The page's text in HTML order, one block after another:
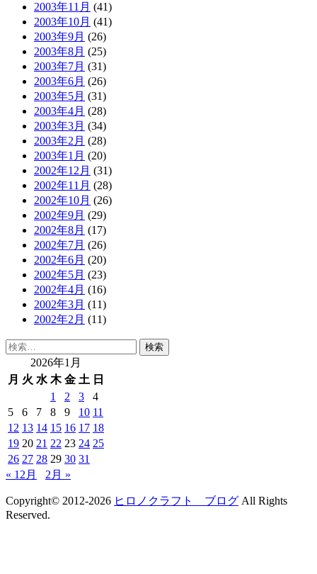
2003年11月 (41)
2003年10月 (41)
2003年9月 (26)
2003年8月 (25)
2003年7月 (31)
2003年6月 (26)
2003年5月 (31)
2003年4月 (28)
2003年3月 (34)
2003年2月 (28)
2003年1月 (20)
2002年12月 (31)
2002年11月 (28)
2002年10月 (26)
2002年9月 (29)
2002年8月 (17)
2002年7月 (26)
2002年6月 (20)
2002年5月 (23)
2002年4月 (16)
2002年3月 (11)
2002年2月 (11)
検
2026年1月
月 火 水 木 金 土 日
1
2 3
4
5
6 7 8 9 10 11
12 13 14 15 16 17 18
19 20 21 22 23 24 25
26 27 28 29 30 31
« 12月
2月 »
Copyright© 2012-2026 ヒロノクラフト ブログ All Rights
Reserved.